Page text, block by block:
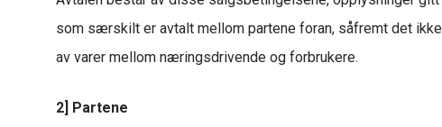
som særskilt er avtalt mellom partene foran, såfremt det
av varer mellom næringsdrivende og forbrukere.
2] Partene